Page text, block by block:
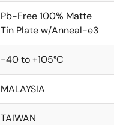
Pb-Free 100% Matte
Tin Plate w/Anneal-e3
-40 to +105°C
MALAYSIA
TAIWAN